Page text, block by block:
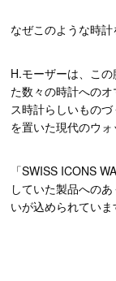
なぜこのような時
H.モーザーは、こ
た数々の時計への
ス時計らしいもの
を置いた現代のウォ
「SWISS ICONS
していた製品への
いが込められていま